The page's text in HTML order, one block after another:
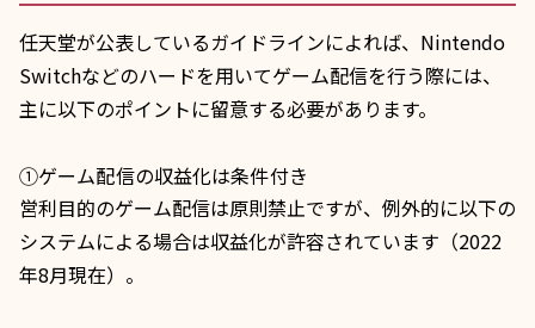
任天堂が公表しているガイドラインによれば、Nintendo
Switchなどのハードを用いてゲーム配信を行う際には、
主に以下のポイントに留意する必要があります。
①ゲーム配信の収益化は条件付き
営利目的のゲーム配信は原則禁止ですが、例外的に以下の
システムによる場合は収益化が許容されています（2022
年8月現在）。